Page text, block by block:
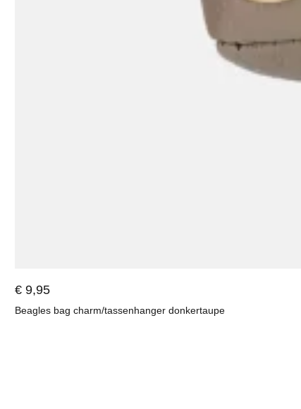
€ 9,95
Beagles bag charm/tassenhanger donkertaupe